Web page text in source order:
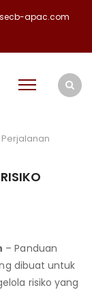
apac.com
Perjalanan
– Panduan
dibuat untuk
risiko yang